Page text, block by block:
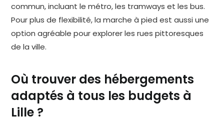
commun, incluant le métro, les tramways et les bus.
Pour plus de flexibilité, la marche à pied est aussi une
option agréable pour explorer les rues pittoresques
de la ville.
Où trouver des hébergements
adaptés à tous les budgets à
Lille ?